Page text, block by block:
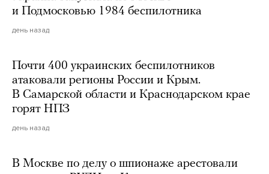
и Подмосковью 1984 беспилотника
день назад
Почти 400 украинских беспилотников
атаковали регионы России и Крым.
В Самарской области и Краснодарском крае
горят НПЗ
день назад
В Москве по делу о шпионаже арестовали